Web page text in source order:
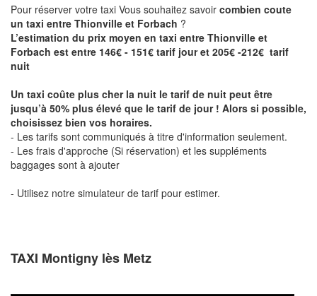
Pour réserver votre taxi Vous souhaitez savoir combien coute
un taxi entre Thionville et Forbach ?
L’estimation du prix moyen en taxi entre Thionville et
Forbach est entre 146€ - 151€ tarif jour et 205€ -212€ tarif
nuit
Un taxi coûte plus cher la nuit le tarif de nuit peut être
jusqu’à 50% plus élevé que le tarif de jour ! Alors si possible,
choisissez bien vos horaires.
- Les tarifs sont communiqués à titre d'information seulement.
- Les frais d'approche (Si réservation) et les suppléments
baggages sont à ajouter
- Utilisez notre simulateur de tarif pour estimer.
TAXI Montigny lès Metz